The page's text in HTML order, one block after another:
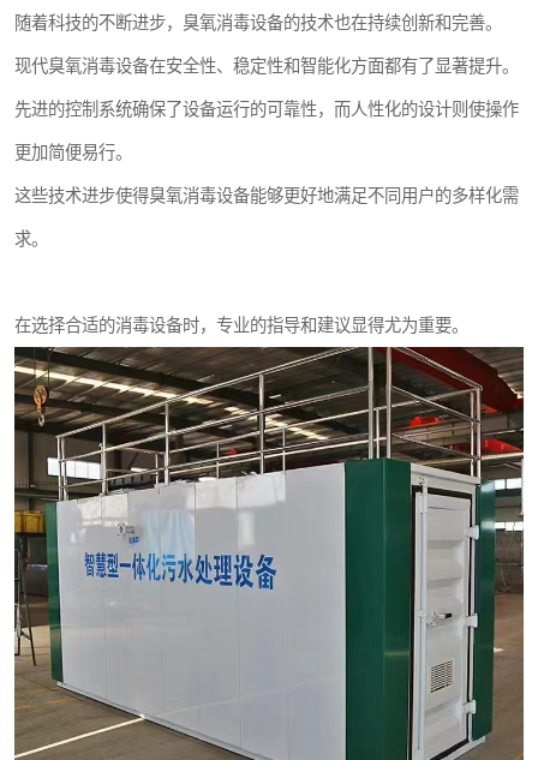
随着科技的不断进步，臭氧消毒设备的技术也在持续创新和完善。
现代臭氧消毒设备在安全性、稳定性和智能化方面都有了显著提升。
先进的控制系统确保了设备运行的可靠性，而人性化的设计则使操作
更加简便易行。
这些技术进步使得臭氧消毒设备能够更好地满足不同用户的多样化需
求。
在选择合适的消毒设备时，专业的指导和建议显得尤为重要。